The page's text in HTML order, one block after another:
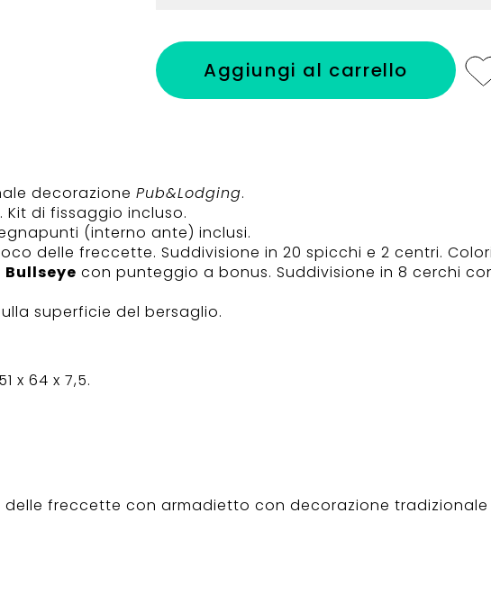
Aggiungi al carrello
decorazione Pub&Lodging.
di fissaggio incluso.
(interno ante) inclusi.
delle freccette. Suddivisione in 20 spicchi e 2 centri.
con punteggio a bonus. Suddivisione in 8 cerchi
superficie del bersaglio.
x 64 x 7,5.
freccette con armadietto con decorazione tradizionale